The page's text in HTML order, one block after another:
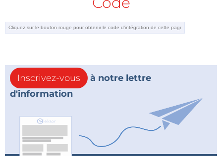
Inscrivez-vous
à notre lettre
d'information